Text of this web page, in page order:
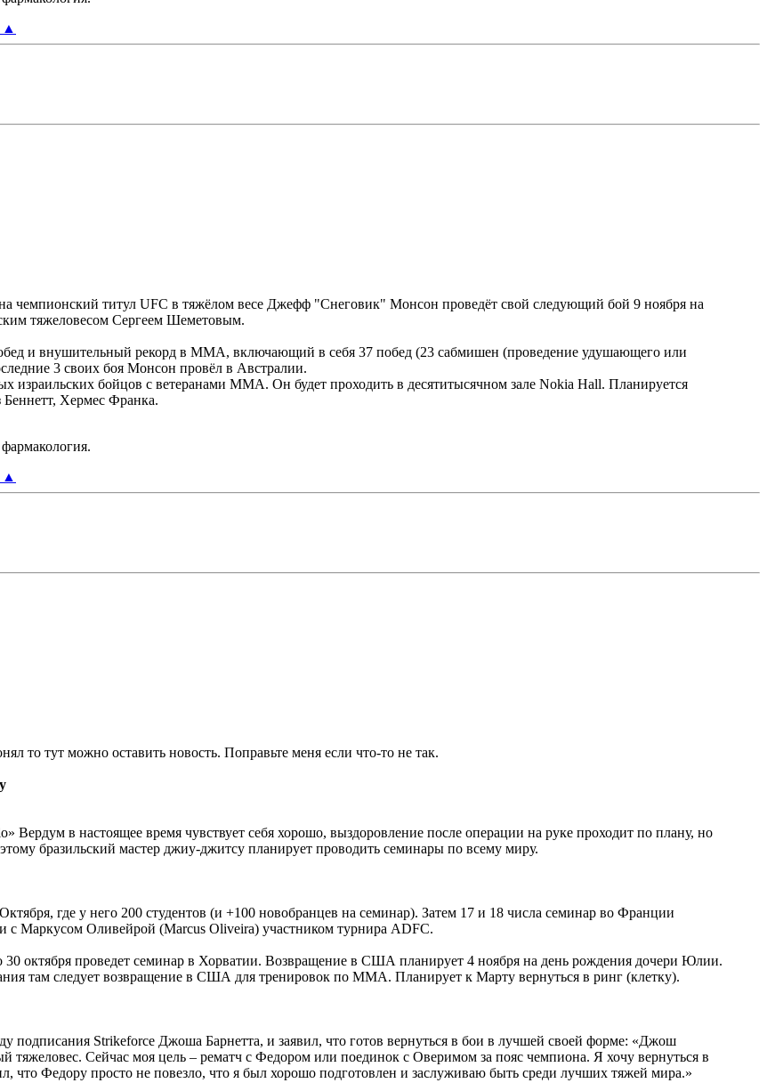
▲
чемпионский титул UFC в тяжёлом весе Джефф "Снеговик" Монсон проведёт свой следующий бой 9 ноября на
тяжеловесом Сергеем Шеметовым.
и внушительный рекорд в ММА, включающий в себя 37 побед (23 сабмишен (проведение удушающего или
3 своих боя Монсон провёл в Австралии.
израильских бойцов с ветеранами ММА. Он будет проходить в десятитысячном зале Nokia Hall. Планируется
Беннетт, Хермес Франка.
▲
то тут можно оставить новость. Поправьте меня если что-то не так.
в настоящее время чувствует себя хорошо, выздоровление после операции на руке проходит по плану, но
бразильский мастер джиу-джитсу планирует проводить семинары по всему миру.
где у него 200 студентов (и +100 новобранцев на семинар). Затем 17 и 18 числа семинар во Франции
с Маркусом Оливейрой (Marcus Oliveira) участником турнира ADFC.
30 октября проведет семинар в Хорватии. Возвращение в США планирует 4 ноября на день рождения дочери Юлии.
там следует возвращение в США для тренировок по ММА. Планирует к Марту вернуться в ринг (клетку).
подписания Strikeforce Джоша Барнетта, и заявил, что готов вернуться в бои в лучшей своей форме: «Джош
тяжеловес. Сейчас моя цель – рематч с Федором или поединок с Оверимом за пояс чемпиона. Я хочу вернуться в
что Федору просто не повезло, что я был хорошо подготовлен и заслуживаю быть среди лучших тяжей мира.»